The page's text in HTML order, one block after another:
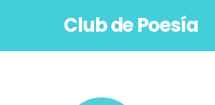
Club de Poesía